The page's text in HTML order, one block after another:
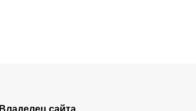
Владелец сайта